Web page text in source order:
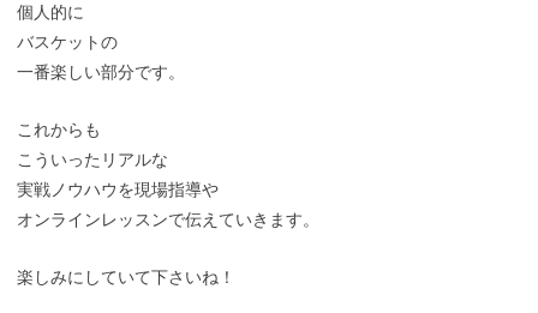
個人的に
バスケットの
一番楽しい部分です。
これからも
こういったリアルな
実戦ノウハウを現場指導や
オンラインレッスンで伝えていきます。
楽しみにしていて下さいね！